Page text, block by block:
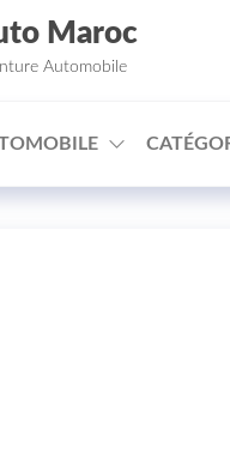
Maroc
Automobile